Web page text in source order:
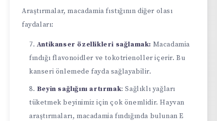
Araştırmalar, macadamia fıstığının diğer olası
faydaları:
Antikanser özellikleri sağlamak: Macadamia
fındığı flavonoidler ve tokotrienoller içerir. Bu
kanseri önlemede fayda sağlayabilir.
Beyin sağlığını artırmak: Sağlıklı yağları
tüketmek beyinimiz için çok önemlidir. Hayvan
araştırmaları, macadamia fındığında bulunan E